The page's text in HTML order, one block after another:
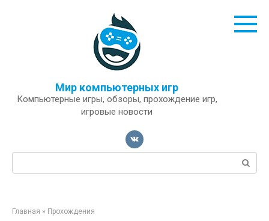
Мир компьютерных игр
Компьютерные игры, обзоры, прохождение игр,
игровые новости
Поиск:
Главная » Прохождения